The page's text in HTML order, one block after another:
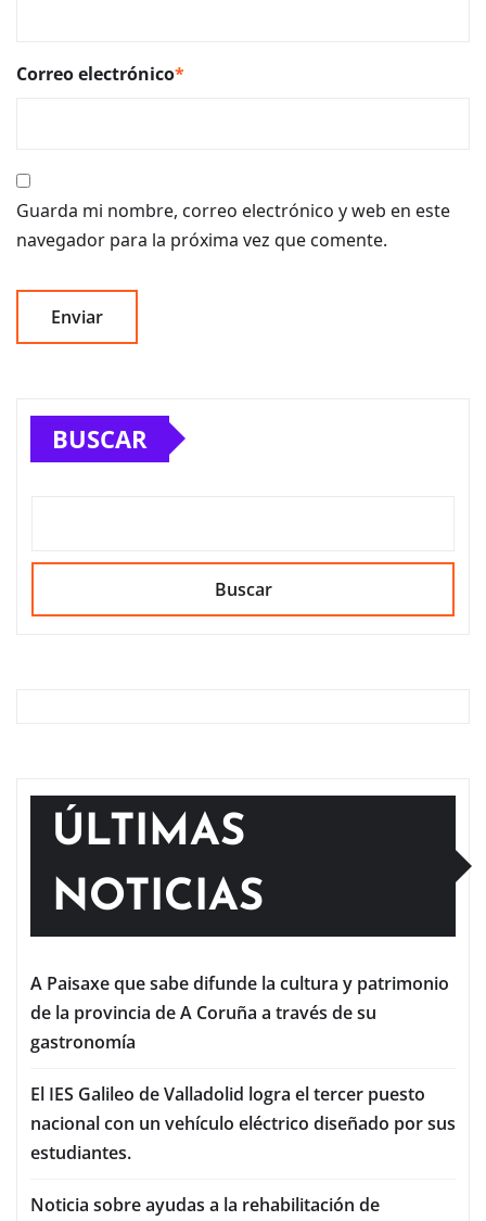
Correo electrónico*
Guarda mi nombre, correo electrónico y web en este
navegador para la próxima vez que comente.
BUSCAR
Buscar
ÚLTIMAS
NOTICIAS
A Paisaxe que sabe difunde la cultura y patrimonio
de la provincia de A Coruña a través de su
gastronomía
El IES Galileo de Valladolid logra el tercer puesto
nacional con un vehículo eléctrico diseñado por sus
estudiantes.
Noticia sobre ayudas a la rehabilitación de